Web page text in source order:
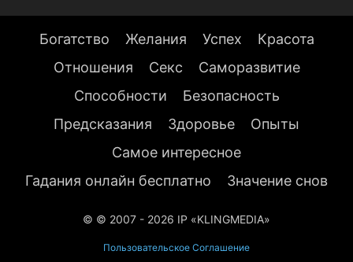
Богатство Желания Успех
Красота
Отношения
Секс
Саморазвитие
Способности
Безопасность
Предсказания
Здоровье
Опыты
Самое интересное
Гадания онлайн бесплатно
Значение снов
© © 2007 - 2026 IP «KLINGMEDIA»
Пользовательское Соглашение